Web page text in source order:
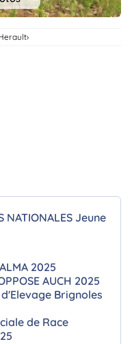
NATIONALES Jeune
2025
AUCH 2025
d'Elevage Brignoles
de Race